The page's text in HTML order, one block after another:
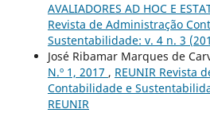
AVALIADORES AD HOC E
Revista de Administração
Sustentabilidade: v. 4 n. 3
José Ribamar Marques de
N.º 1, 2017 , REUNIR Revista
Contabilidade e
REUNIR